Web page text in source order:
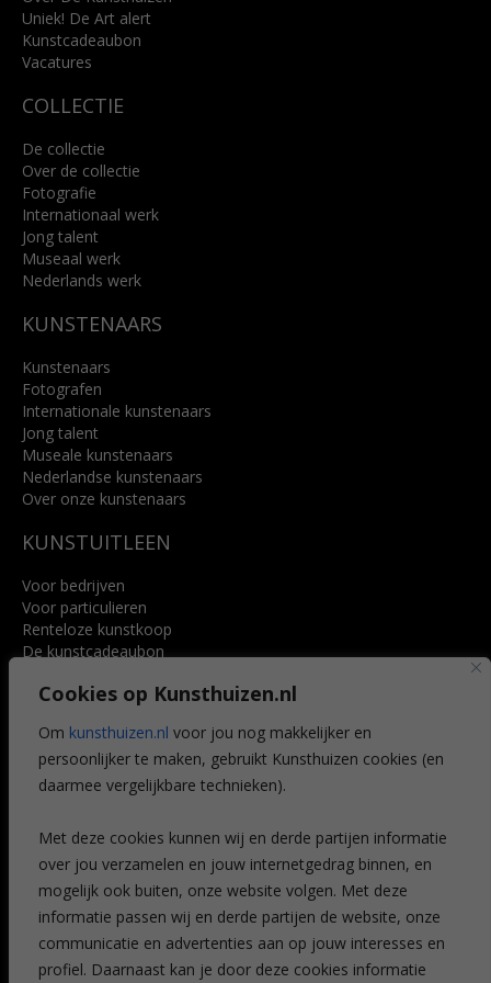
Cookies op Kunsthuizen.nl
Om kunsthuizen.nl voor jou nog makkelijker en
persoonlijker te maken, gebruikt Kunsthuizen cookies (en
daarmee vergelijkbare technieken).
Met deze cookies kunnen wij en derde partijen informatie
over jou verzamelen en jouw internetgedrag binnen, en
mogelijk ook buiten, onze website volgen. Met deze
informatie passen wij en derde partijen de website, onze
communicatie en advertenties aan op jouw interesses en
profiel. Daarnaast kan je door deze cookies informatie
Lees meer
Uniek! De Art alert
Kunstcadeaubon
Vacatures
COLLECTIE
De collectie
Over de collectie
Fotografie
Internationaal werk
Jong talent
Museaal werk
Nederlands werk
KUNSTENAARS
Kunstenaars
Fotografen
Internationale kunstenaars
Jong talent
Museale kunstenaars
Nederlandse kunstenaars
Over onze kunstenaars
KUNSTUITLEEN
Voor bedrijven
Voor particulieren
Renteloze kunstkoop
De kunstcadeaubon
Voordelen
Veelgestelde vragen
CONTACT
Leiden
Amsterdam
Breda
Favorieten
Mijn art alert